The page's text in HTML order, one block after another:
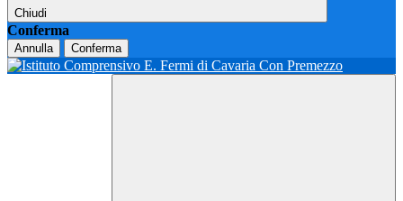
Chiudi
Conferma
Annulla Conferma